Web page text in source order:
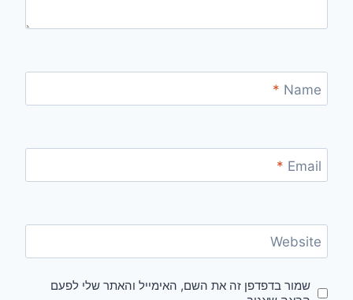
Name
*
Email
*
Website
שמור בדפדפן זה את השם, האימייל והאתר שלי לפעם